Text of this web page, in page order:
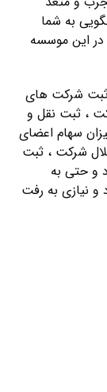
به شما
در این موسسه
ثبت شرکت های
، ثبت نقل و
سهام اعضای
شرکت ، ثبت
و حتی به
و نیازی به رفت